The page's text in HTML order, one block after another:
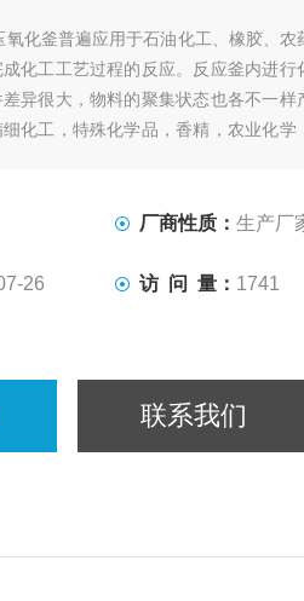
氧化釜普遍应用于石油化工、橡胶、农
化工工艺过程的反应。反应釜内进行
异很大，物料的聚集状态也各不一样
化工，特殊化学品，香精，农业化学
厂商性质：生产厂
26 访 问 量： 1741
联系我们